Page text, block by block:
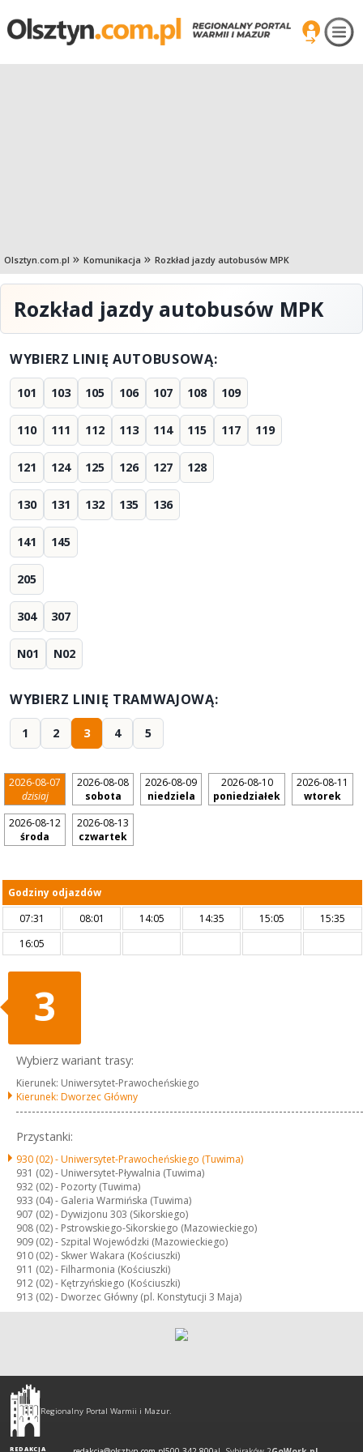
Olsztyn.com.pl Komunikacja Rozkład jazdy autobusów MPK
Rozkład jazdy autobusów MPK
WYBIERZ LINIĘ AUTOBUSOWĄ:
101 103 105 106 107 108 109
110 111 112 113 114 115 117 119
121 124 125 126 127 128
130 131 132 135 136
141 145
205
304 307
N01 N02
WYBIERZ LINIĘ TRAMWAJOWĄ:
1 2 3 4 5
2026-08-07
dzisiaj
2026-08-08
sobota
2026-08-09
niedziela
2026-08-10
poniedziałek
2026-08-11
wtorek
2026-08-12
środa
2026-08-13
czwartek
Godziny odjazdów
07:31
08:01 14:05 14:35 15:05
15:35
16:05
3
Wybierz wariant trasy:
Kierunek: Uniwersytet-Prawocheńskiego
Kierunek: Dworzec Główny
Przystanki:
930 (02) -Uniwersytet-Prawocheńskiego (Tuwima)
931 (02) - Uniwersytet-Pływalnia (Tuwima)
932 (02) - Pozorty (Tuwima)
933 (04) - Galeria Warmińska (Tuwima)
907 (02) - Dywizjonu 303 (Sikorskiego)
908 (02) - Pstrowskiego-Sikorskiego (Mazowieckiego)
909 (02) - Szpital Wojewódzki (Mazowieckiego)
910 (02) - Skwer Wakara (Kościuszki)
911 (02) - Filharmonia (Kościuszki)
912 (02) - Kętrzyńskiego (Kościuszki)
913 (02) - Dworzec Główny (pl. Konstytucji 3 Maja)
Olsztyn
-
regionalny
Regionalny Portal Warmii i Mazur.
REDAKCJA